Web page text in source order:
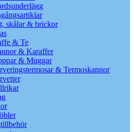
skålar & brickor
& Te
& Karaffer
& Muggar
& Termoskannor